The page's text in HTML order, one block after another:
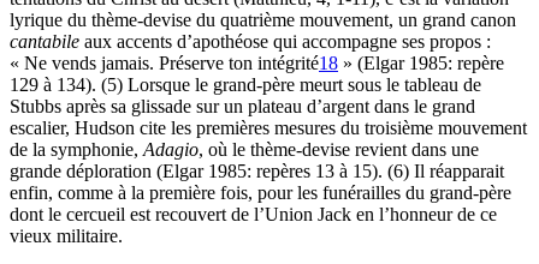
lyrique du thème-devise du quatrième mouvement, un grand canon
cantabile aux accents d’apothéose qui accompagne ses propos :
« Ne vends jamais. Préserve ton intégrité18 » (Elgar 1985: repère
129 à 134). (5) Lorsque le grand-père meurt sous le tableau de
Stubbs après sa glissade sur un plateau d’argent dans le grand
escalier, Hudson cite les premières mesures du troisième mouvement
de la symphonie, Adagio, où le thème-devise revient dans une
grande déploration (Elgar 1985: repères 13 à 15). (6) Il réapparait
enfin, comme à la première fois, pour les funérailles du grand-père
dont le cercueil est recouvert de l’Union Jack en l’honneur de ce
vieux militaire.